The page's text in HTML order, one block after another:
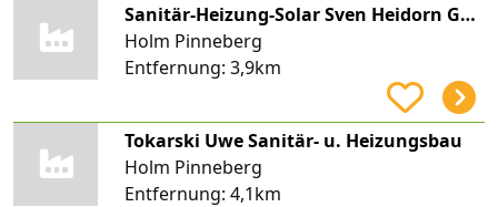
Sanitär-Heizung-Solar Sven Heidorn GmbH
Holm Pinneberg
Entfernung: 3,9km
Tokarski Uwe Sanitär- u. Heizungsbau
Holm Pinneberg
Entfernung: 4,1km